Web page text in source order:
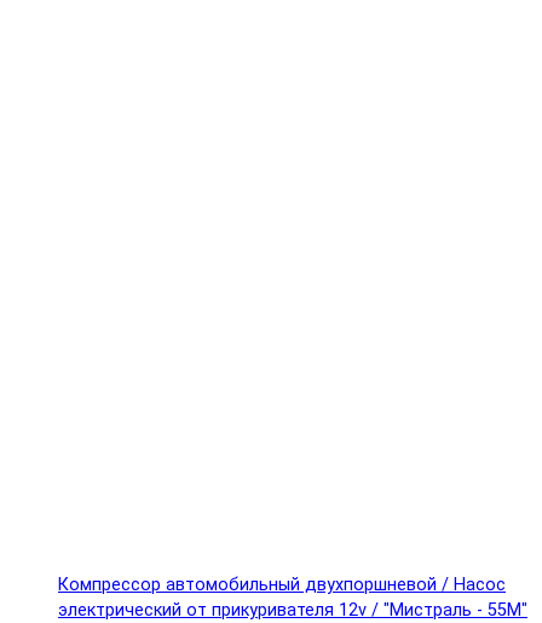
Компрессор автомобильный двухпоршневой / Насос
электрический от прикуривателя 12v / "Мистраль - 55М"